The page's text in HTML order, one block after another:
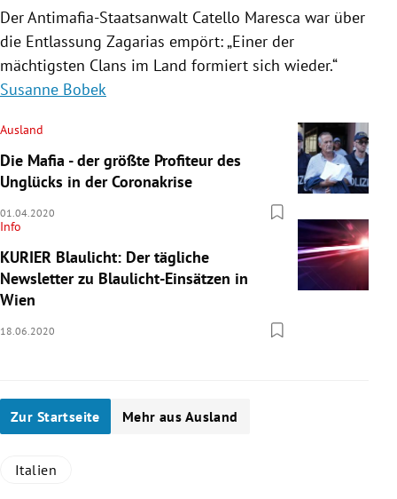
Der Antimafia-Staatsanwalt Catello Maresca war über
die Entlassung Zagarias empört: „Einer der
mächtigsten Clans im Land formiert sich wieder.“
Susanne Bobek
Ausland
Die Mafia - der größte Profiteur des
Unglücks in der Coronakrise
01.04.2020
Info
KURIER Blaulicht: Der tägliche
Newsletter zu Blaulicht-Einsätzen in
Wien
18.06.2020
Zur Startseite Mehr aus Ausland
Italien